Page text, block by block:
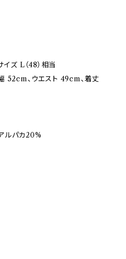
ズ L（48）相当
52cm、ウエスト 49cm、着丈
ルパカ20%